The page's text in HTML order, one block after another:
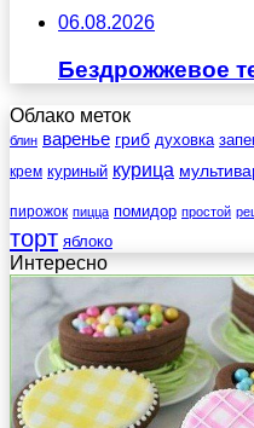
06.08.2026
Бездрожжевое
Облако меток
блин варенье гриб духовка
крем куриный курица
пирожок пицца помидор простой
торт яблоко
Интересно